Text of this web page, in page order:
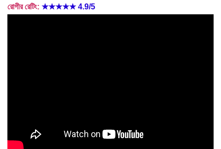
রোগীর রেটিং: ★★★★★ 4.9/5